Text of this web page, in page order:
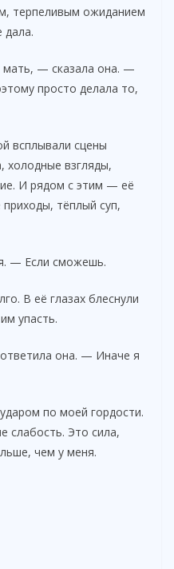
терпеливым ожиданием
дала.
— сказала она. —
просто делала то,
всплывали сцены
холодные взгляды,
И рядом с этим — её
тёплый суп,
— Если сможешь.
В её глазах блеснули
упасть.
она. — Иначе я
по моей гордости.
слабость. Это сила,
чем у меня.